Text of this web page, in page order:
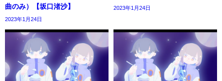
曲のみ）【坂口渚沙】
2023年1月24日
2023年1月24日